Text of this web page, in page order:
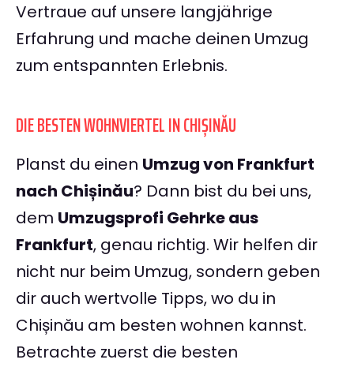
Vertraue auf unsere langjährige
Erfahrung und mache deinen Umzug
zum entspannten Erlebnis.
DIE BESTEN WOHNVIERTEL IN CHIȘINĂU
Planst du einen Umzug von Frankfurt
nach Chișinău? Dann bist du bei uns,
dem Umzugsprofi Gehrke aus
Frankfurt, genau richtig. Wir helfen dir
nicht nur beim Umzug, sondern geben
dir auch wertvolle Tipps, wo du in
Chișinău am besten wohnen kannst.
Betrachte zuerst die besten